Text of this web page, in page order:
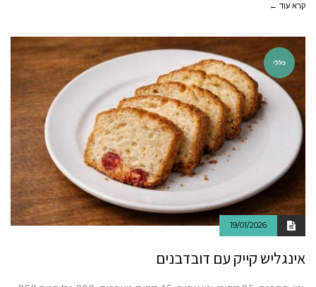
קרא עוד ←
כללי
19/01/2026
אינגליש קייק עם דובדבנים